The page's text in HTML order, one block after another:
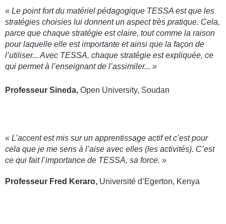
« Le point fort du matériel pédagogique TESSA est que les
stratégies choisies lui donnent un aspect très pratique. Cela,
parce que chaque stratégie est claire, tout comme la raison
pour laquelle elle est importante et ainsi que la façon de
l’utiliser... Avec TESSA, chaque stratégie est expliquée, ce
qui permet à l’enseignant de l’assimiler... »
Professeur Sineda, Open University, Soudan
« L’accent est mis sur un apprentissage actif et c’est pour
cela que je me sens à l’aise avec elles (les activités). C’est
ce qui fait l’importance de TESSA, sa force. »
Professeur Fred Keraro, Université d’Egerton, Kenya